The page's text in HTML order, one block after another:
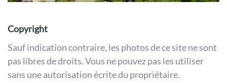
Copyright
Sauf indication contraire, les photos de ce site ne sont
pas libres de droits. Vous ne pouvez pas les utiliser
sans une autorisation écrite du propriétaire.